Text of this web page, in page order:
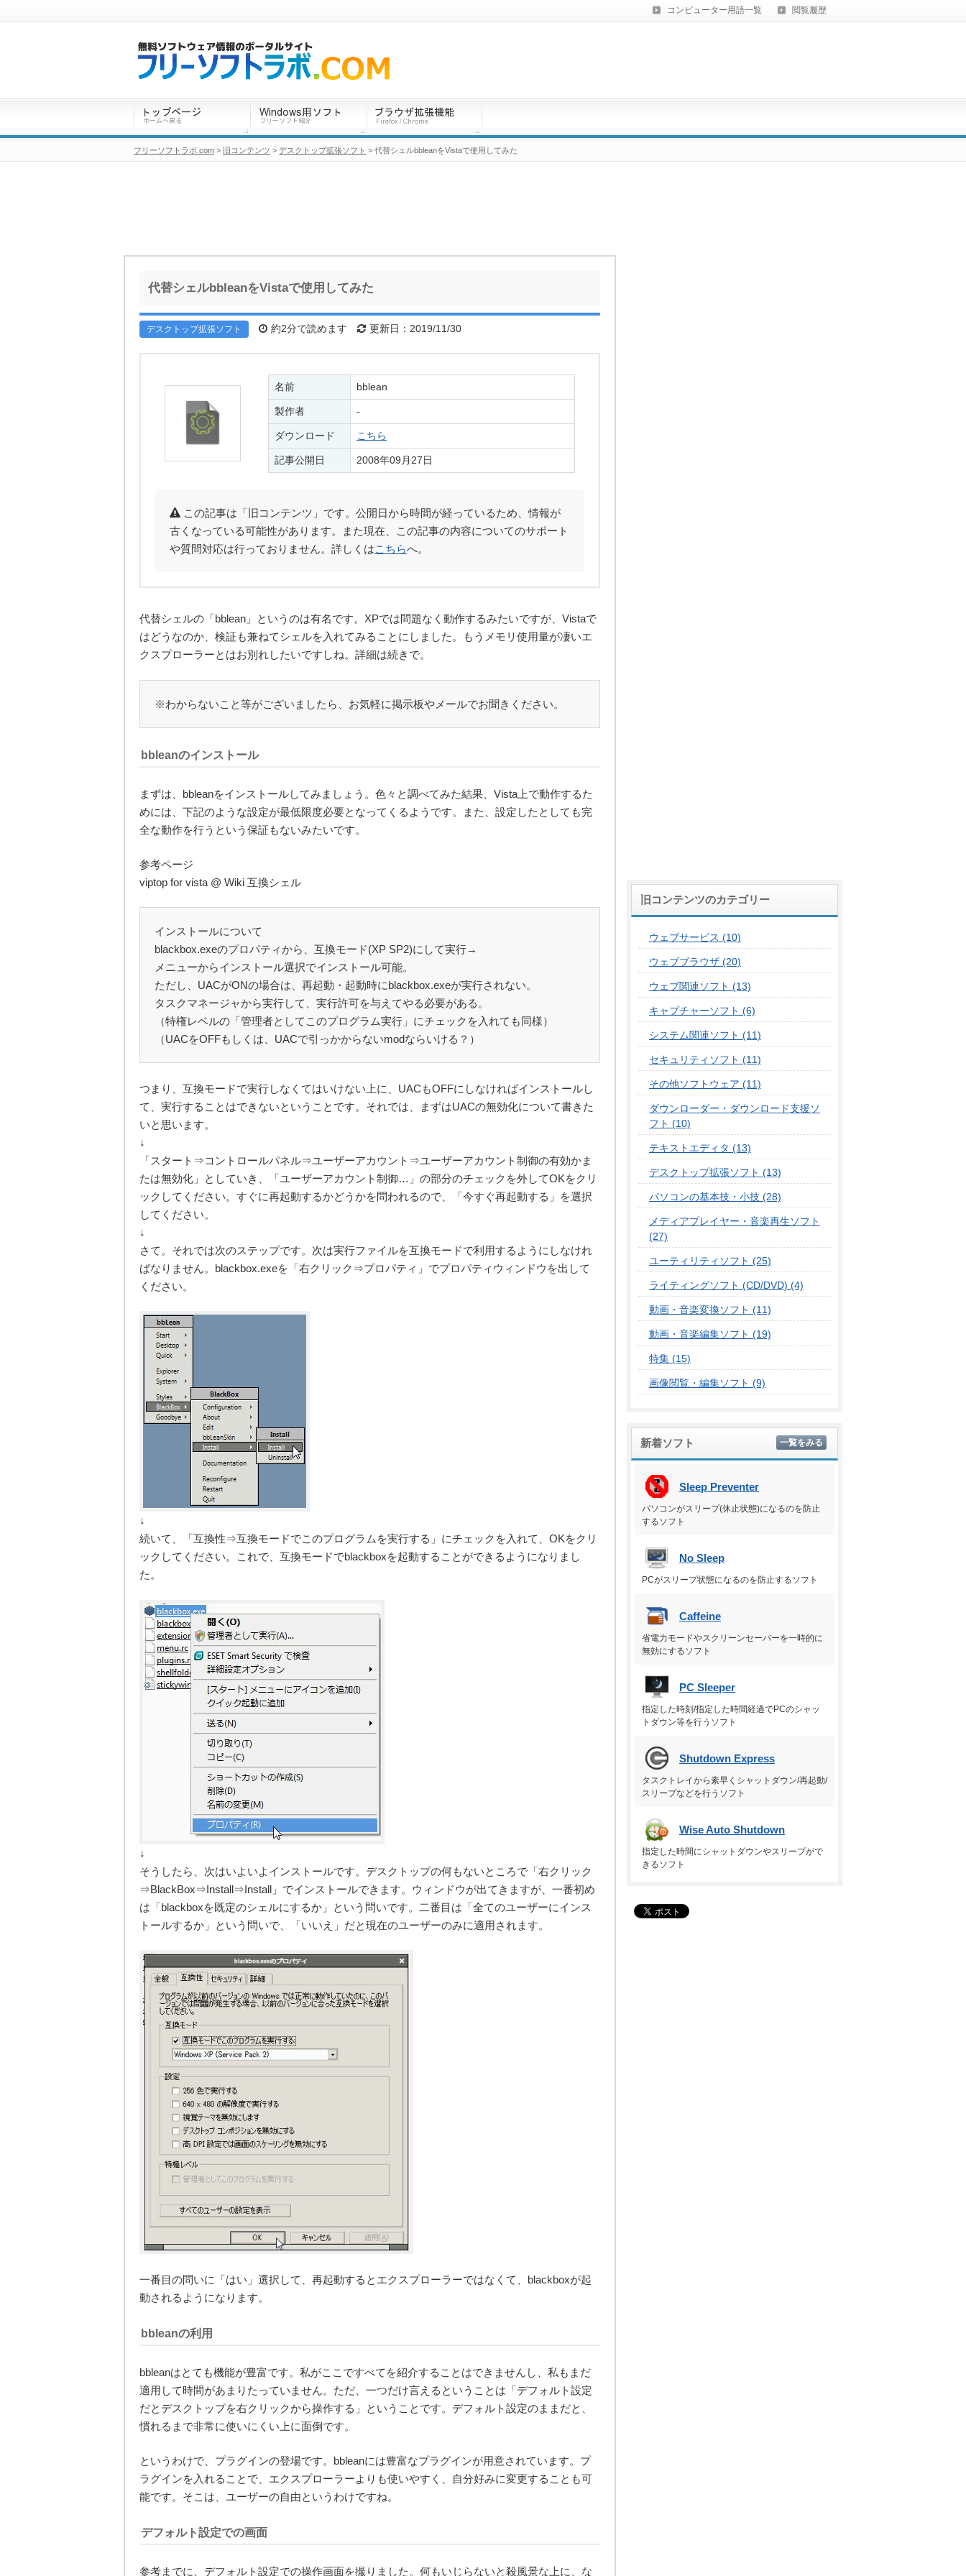
代替シェルbbleanをVistaで使用してみた
デスクトップ拡張ソフト 約2分で読めます 更新日：2019/11/30
名前 bblean
製作者 -
ダウンロード こちら
記事公開日 2008年09月27日
この記事は「旧コンテンツ」です。公開日から時間が経っているため、情報が
古くなっている可能性があります。また現在、この記事の内容についてのサポート
や質問対応は行っておりません。詳しくはこちらへ。
代替シェルの「bblean」というのは有名です。XPでは問題なく動作するみたいですが、Vistaで
はどうなのか、検証も兼ねてシェルを入れてみることにしました。もうメモリ使用量が凄いエ
クスプローラーとはお別れしたいですしね。詳細は続きで。
※わからないこと等がございましたら、お気軽に掲示板やメールでお聞きください。
bbleanのインストール
まずは、bbleanをインストールしてみましょう。色々と調べてみた結果、Vista上で動作するた
めには、下記のような設定が最低限度必要となってくるようです。また、設定したとしても完
全な動作を行うという保証もないみたいです。
参考ページ
viptop for vista @ Wiki 互換シェル
インストールについて
blackbox.exeのプロパティから、互換モード(XP SP2)にして実行→
メニューからインストール選択でインストール可能。
ただし、UACがONの場合は、再起動・起動時にblackbox.exeが実行されない。
タスクマネージャから実行して、実行許可を与えてやる必要がある。
（特権レベルの「管理者としてこのプログラム実行」にチェックを入れても同様）
（UACをOFFもしくは、UACで引っかからないmodならいける？）
つまり、互換モードで実行しなくてはいけない上に、UACもOFFにしなければインストールし
て、実行することはできないということです。それでは、まずはUACの無効化について書きた
いと思います。
↓
「スタート⇒コントロールパネル⇒ユーザーアカウント⇒ユーザーアカウント制御の有効かま
たは無効化」としていき、「ユーザーアカウント制御…」の部分のチェックを外してOKをクリ
ックしてください。すぐに再起動するかどうかを問われるので、「今すぐ再起動する」を選択
してください。
↓
さて。それでは次のステップです。次は実行ファイルを互換モードで利用するようにしなけれ
ばなりません。blackbox.exeを「右クリック⇒プロパティ」でプロパティウィンドウを出して
ください。
↓
続いて、「互換性⇒互換モードでこのプログラムを実行する」にチェックを入れて、OKをクリ
ックしてください。これで、互換モードでblackboxを起動することができるようになりまし
た。
↓
そうしたら、次はいよいよインストールです。デスクトップの何もないところで「右クリック
⇒BlackBox⇒Install⇒Install」でインストールできます。ウィンドウが出てきますが、一番初め
は「blackboxを既定のシェルにするか」という問いです。二番目は「全てのユーザーにインス
トールするか」という問いで、「いいえ」だと現在のユーザーのみに適用されます。
一番目の問いに「はい」選択して、再起動するとエクスプローラーではなくて、blackboxが起
動されるようになります。
bbleanの利用
bbleanはとても機能が豊富です。私がここですべてを紹介することはできませんし、私もまだ
適用して時間があまりたっていません。ただ、一つだけ言えるということは「デフォルト設定
だとデスクトップを右クリックから操作する」ということです。デフォルト設定のままだと、
慣れるまで非常に使いにくい上に面倒です。
というわけで、プラグインの登場です。bbleanには豊富なプラグインが用意されています。プ
ラグインを入れることで、エクスプローラーよりも使いやすく、自分好みに変更することも可
能です。そこは、ユーザーの自由というわけですね。
デフォルト設定での画面
参考までに、デフォルト設定での操作画面を撮りました。何もいじらないと殺風景な上に、な
旧コンテンツのカテゴリー
ウェブサービス (10)
ウェブブラウザ (20)
ウェブ関連ソフト (13)
キャプチャーソフト (6)
システム関連ソフト (11)
セキュリティソフト (11)
その他ソフトウェア (11)
ダウンローダー・ダウンロード支援ソ
フト (10)
テキストエディタ (13)
デスクトップ拡張ソフト (13)
パソコンの基本技・小技 (28)
メディアプレイヤー・音楽再生ソフト
(27)
ユーティリティソフト (25)
ライティングソフト (CD/DVD) (4)
動画・音楽変換ソフト (11)
動画・音楽編集ソフト (19)
特集 (15)
画像閲覧・編集ソフト (9)
新着ソフト 一覧をみる
Sleep Preventer
パソコンがスリープ(休止状態)になるのを防止
するソフト
No Sleep
PCがスリープ状態になるのを防止するソフト
Caffeine
省電力モードやスクリーンセーバーを一時的に
無効にするソフト
PC Sleeper
指定した時刻/指定した時間経過でPCのシャッ
トダウン等を行うソフト
Shutdown Express
タスクトレイから素早くシャットダウン/再起動/
スリープなどを行うソフト
Wise Auto Shutdown
指定した時間にシャットダウンやスリープがで
きるソフト
コンピューター用語一覧 閲覧履歴
フリーソフトラボ.com > 旧コンテンツ > デスクトップ拡張ソフト > 代替シェルbbleanをVistaで使用してみた